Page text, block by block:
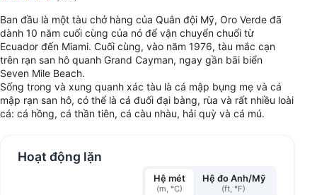
Ban đầu là một tàu chở hàng của Quân đội Mỹ, Oro Verde đã
dành 10 năm cuối cùng của nó để vận chuyển chuối từ
Ecuador đến Miami. Cuối cùng, vào năm 1976, tàu mắc cạn
trên rạn san hô quanh Grand Cayman, ngay gần bãi biển
Seven Mile Beach.
Sống trong và xung quanh xác tàu là cá mập bụng mẹ và cá
mập rạn san hô, có thể là cá đuối đại bàng, rùa và rất nhiều loài
cá: cá hồng, cá thần tiên, cá càu nhàu, hải quỳ và cá mú.
Hoạt động lặn
Hệ mét
(m, °C)
Hệ đo Anh/Mỹ
(ft, °F)